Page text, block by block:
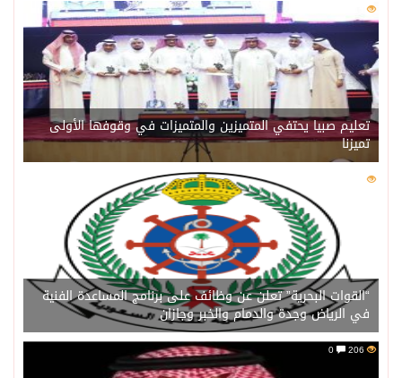
215
تعليم صبيا يحتفي المتميزين والمتميزات في وقوفها الأولى
تميزنا
208
“القوات البحرية” تعلن عن وظائف على برنامج المساعدة الفنية
في الرياض وجدة والدمام والخبر وجازان
206